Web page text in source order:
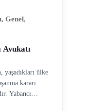
, Genel,
Avukatı
yaşadıkları ülke
kararı
Yabancı